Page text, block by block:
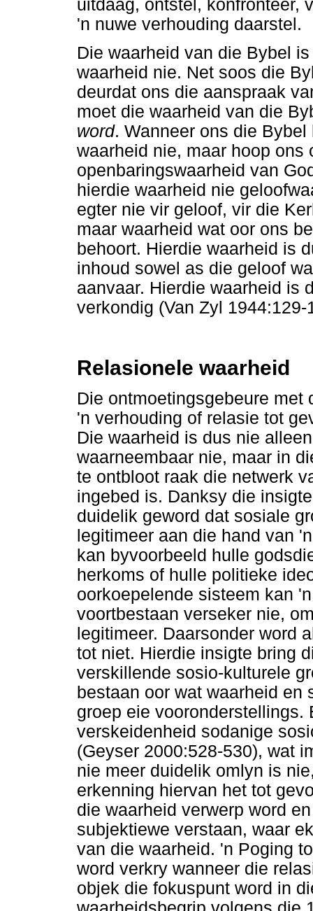
uitdaag, ontstel, konfronteer,
'n nuwe verhouding daarstel.
Die waarheid van die Bybel
waarheid nie. Net soos die
deurdat ons die aanspraak
moet die waarheid van die
word. Wanneer ons die
waarheid nie, maar hoop ons
openbaringswaarheid van
hierdie waarheid nie
egter nie vir geloof, vir die
maar waarheid wat oor ons
behoort. Hierdie waarheid is
inhoud sowel as die geloof
aanvaar. Hierdie waarheid is
verkondig (Van Zyl 1944:129-
Relasionele waarheid
Die ontmoetingsgebeure met
'n verhouding of relasie tot
Die waarheid is dus nie
waarneembaar nie, maar in
te ontbloot raak die netwerk
ingebed is. Danksy die
duidelik geword dat sosiale
legitimeer aan die hand van
kan byvoorbeeld hulle
herkoms of hulle politieke
oorkoepelende sisteem kan
voortbestaan verseker nie,
legitimeer. Daarsonder word
tot niet. Hierdie insigte bring
verskillende sosio-kulturele
bestaan oor wat waarheid
groep eie
verskeidenheid sodanige
(Geyser 2000:528-530), wat
nie meer duidelik omlyn is
erkenning hiervan het tot
die waarheid verwerp word
subjektiewe verstaan, waar
van die waarheid. 'n Poging
word verkry wanneer die
objek die fokuspunt word in